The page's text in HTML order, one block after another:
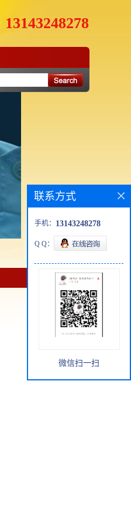
13143248278
联系方式
手机： 13143248278
Q Q：
微信扫一扫